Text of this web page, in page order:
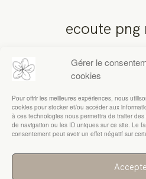
Gérer le
cookies
Pour offrir les meilleures expériences, nous
cookies pour stocker et/ou accéder aux
à ces technologies nous permettra de traiter
de navigation ou les ID uniques sur ce site. Le
consentement peut avoir un effet négatif sur
ecoute